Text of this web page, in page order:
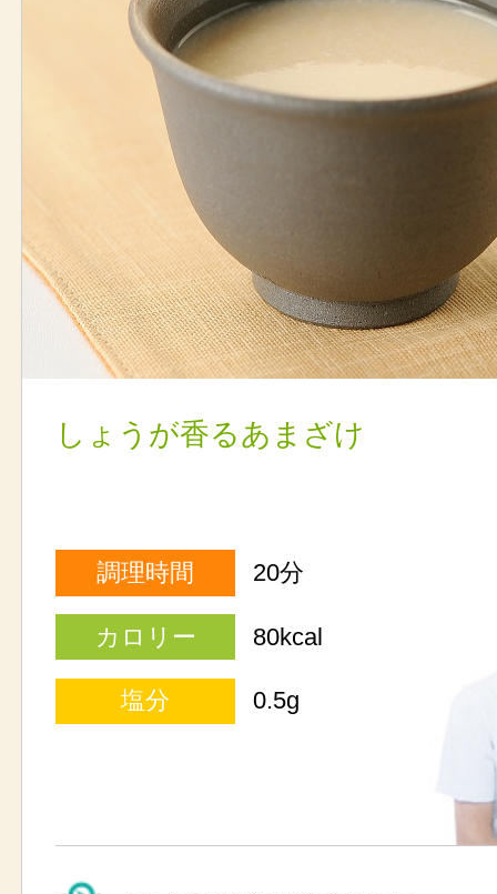
しょうが香るあまざけ
調理時間 20分
カロリー 80kcal
塩分 0.5g